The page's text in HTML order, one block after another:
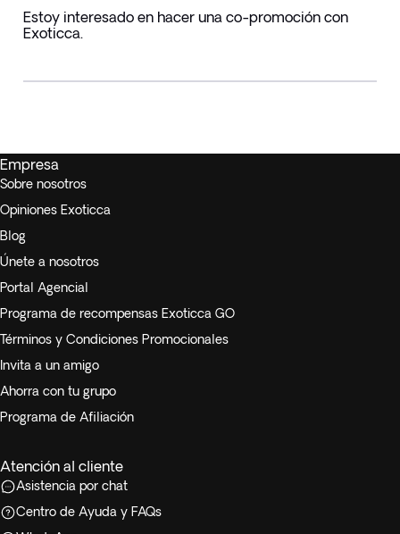
Estoy interesado en hacer una co-promoción con
Exoticca.